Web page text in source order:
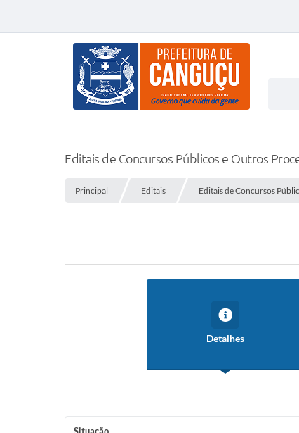
Editais de Concursos Públicos e Outros
Principal Editais Editais de Concursos
Detalhes